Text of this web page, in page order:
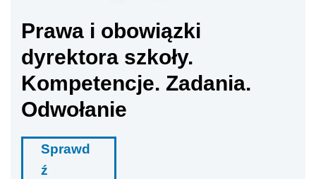
Prawa i obowiązki
dyrektora szkoły.
Kompetencje. Zadania.
Odwołanie
Sprawd
ź